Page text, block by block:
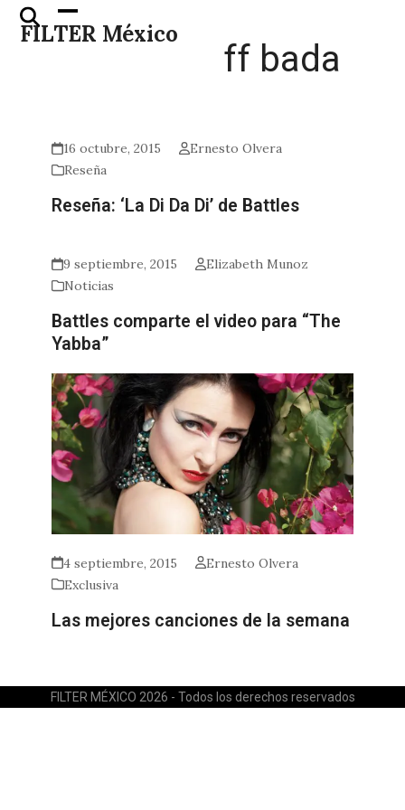
Skip
FILTER México
Open
mobile
Close
mobile
ff bada
16 octubre, 2015
Ernesto Olvera
Reseña
Reseña: ‘La Di Da Di’ de Battles
9 septiembre, 2015
Elizabeth Munoz
Noticias
Battles comparte el video para “The
Yabba”
4 septiembre, 2015
Ernesto Olvera
Exclusiva
Las mejores canciones de la semana
FILTER MÉXICO 2026 - Todos los derechos reservados